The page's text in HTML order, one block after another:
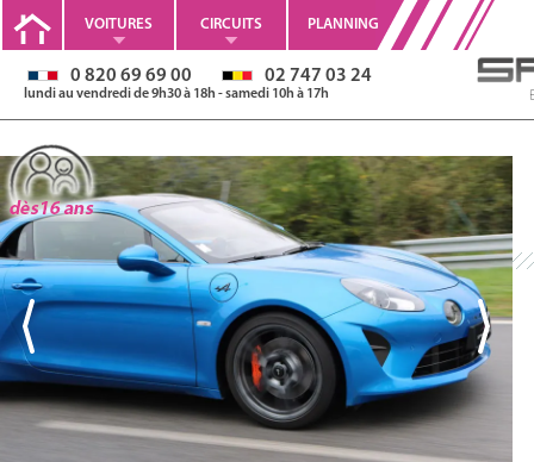
VOITURES CIRCUITS PLANNING
0 820 69 69 00 02 747 03 24
lundi au vendredi de 9h30 à 18h - samedi 10h à 17h